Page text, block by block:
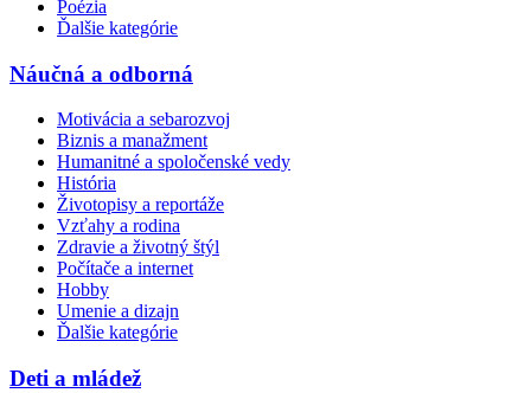
Poézia
Ďalšie kategórie
Náučná a odborná
Motivácia a sebarozvoj
Biznis a manažment
Humanitné a spoločenské vedy
História
Životopisy a reportáže
Vzťahy a rodina
Zdravie a životný štýl
Počítače a internet
Hobby
Umenie a dizajn
Ďalšie kategórie
Deti a mládež